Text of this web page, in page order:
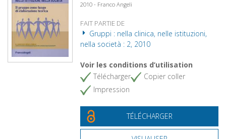
2010 - Franco Angeli
FAIT PARTIE DE
Gruppi : nella clinica, nelle istituzioni,
nella società : 2, 2010
Voir les conditions d’utilisation
Télécharger
Copier coller
Impression
TÉLÉCHARGER